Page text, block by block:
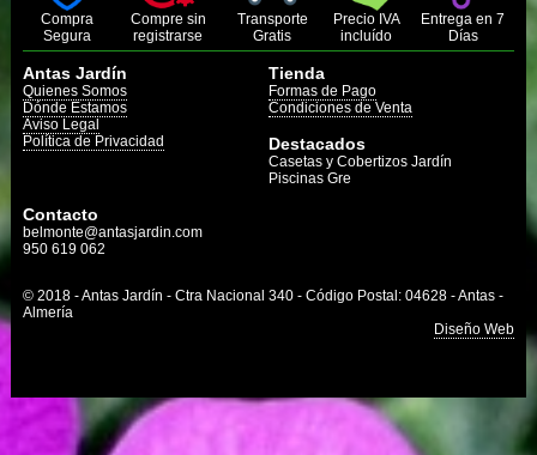
Compra
Segura
Compre sin
registrarse
Transporte
Gratis
Precio IVA
incluído
Entrega en 7
Días
Antas Jardín
Quienes Somos
Dónde Estamos
Aviso Legal
Política de Privacidad
Tienda
Formas de Pago
Condiciones de Venta
Destacados
Casetas y Cobertizos Jardín
Piscinas Gre
Contacto
belmonte@antasjardin.com
950 619 062
© 2018 - Antas Jardín - Ctra Nacional 340 - Código Postal: 04628 - Antas -
Almería
Diseño Web